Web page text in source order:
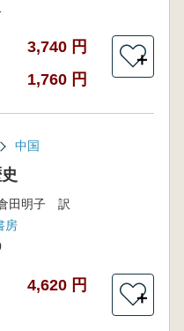
3,740 円
1,760 円
＋
中国
田明子 訳
房
4,620 円
＋